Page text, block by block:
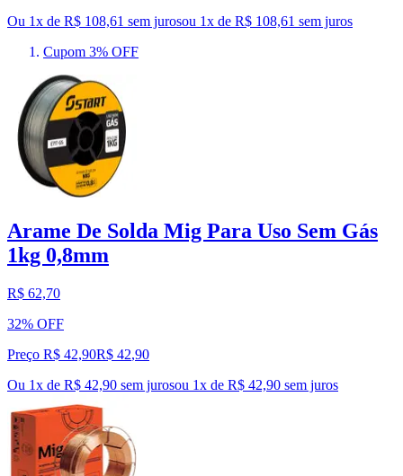
Ou 1x de R$ 108,61 sem jurosou 1x de R$ 108,61 sem juros
Cupom 3% OFF
Arame De Solda Mig Para Uso Sem Gás
1kg 0,8mm
R$ 62,70
32% OFF
Preço R$ 42,90R$ 42,90
Ou 1x de R$ 42,90 sem jurosou 1x de R$ 42,90 sem juros